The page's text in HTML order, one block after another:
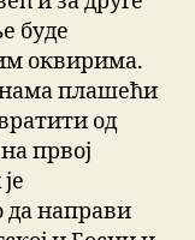
буде
оквирима.
плашећи
од
првој
направи